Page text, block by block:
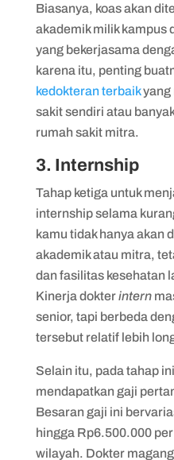
Biasanya, koas akan
akademik milik kampus
yang bekerjasama
karena itu, penting
kedokteran terbaikyang
sakit sendiri atau
rumah sakit mitra.
3. Internship
Tahap ketiga untuk
internship selama
kamu tidak hanya akan
akademik atau mitra,
dan fasilitas kesehatan
Kinerja dokterintern
senior, tapi berbeda
tersebut relatif lebih
Selain itu, pada tahap
mendapatkan gaji
Besaran gaji ini
hingga Rp6.500.000
wilayah. Dokter